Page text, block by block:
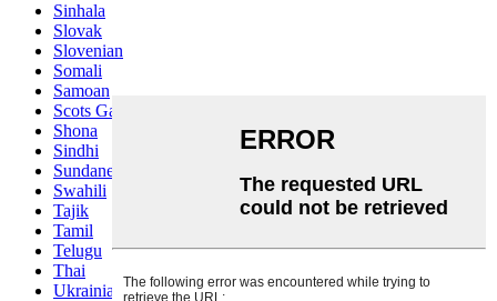
Sinhala
Slovak
Slovenian
Somali
Samoan
Scots Gaelic
Shona
Sindhi
Sundanese
Swahili
Tajik
Tamil
Telugu
Thai
Ukrainian